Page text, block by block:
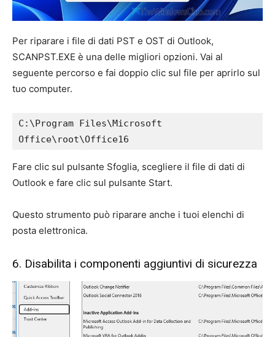
Per riparare i file di dati PST e OST di Outlook,
SCANPST.EXE è una delle migliori opzioni. Vai al
seguente percorso e fai doppio clic sul file per aprirlo sul
tuo computer.
C:\Program Files\Microsoft
Office\root\Office16
Fare clic sul pulsante Sfoglia, scegliere il file di dati di
Outlook e fare clic sul pulsante Start.
Questo strumento può riparare anche i tuoi elenchi di
posta elettronica.
6. Disabilita i componenti aggiuntivi di sicurezza